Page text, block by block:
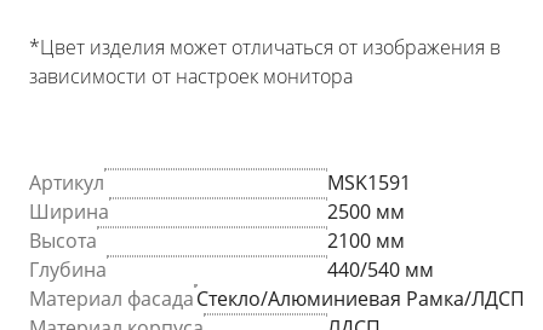
*Цвет изделия может отличаться от изображения в
зависимости от настроек монитора
Артикул
MSK1591
Ширина
2500 мм
Высота
2100 мм
Глубина
440/540 мм
Материал фасадаСтекло/Алюминиевая Рамка/ЛДСП